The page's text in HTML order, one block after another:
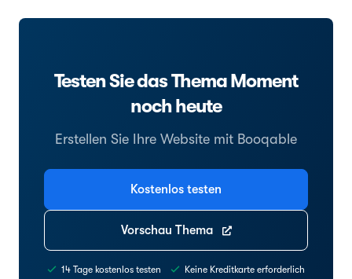
Testen Sie das Thema Moment
noch heute
Erstellen Sie Ihre Website mit Booqable
Kostenlos testen
Vorschau Thema
14 Tage kostenlos testen Keine Kreditkarte erforderlich